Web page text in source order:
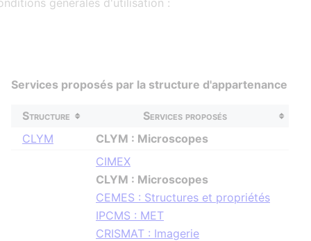
générales d'utilisation :
Services proposés par la structure d'appartenance
Structure
Services proposés
CLYM
CLYM : Microscopes
CIMEX
CLYM : Microscopes
CEMES : Structures et propriétés
IPCMS : MET
CRISMAT : Imagerie